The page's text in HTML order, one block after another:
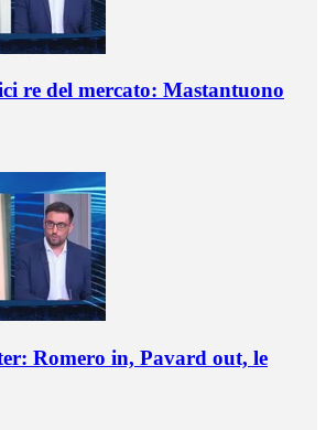
re del mercato: Mastantuono
Romero in, Pavard out, le